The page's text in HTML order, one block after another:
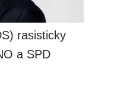
rasisticky
a SPD